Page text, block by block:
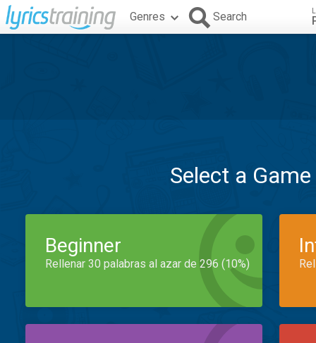
Genres Search
Select a
Beginner
Rellenar 30 palabras al azar de 296 (10%)